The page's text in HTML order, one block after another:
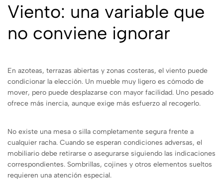
Viento: una variable que
no conviene ignorar
En azoteas, terrazas abiertas y zonas costeras, el viento puede
condicionar la elección. Un mueble muy ligero es cómodo de
mover, pero puede desplazarse con mayor facilidad. Uno pesado
ofrece más inercia, aunque exige más esfuerzo al recogerlo.
No existe una mesa o silla completamente segura frente a
cualquier racha. Cuando se esperan condiciones adversas, el
mobiliario debe retirarse o asegurarse siguiendo las indicaciones
correspondientes. Sombrillas, cojines y otros elementos sueltos
requieren una atención especial.